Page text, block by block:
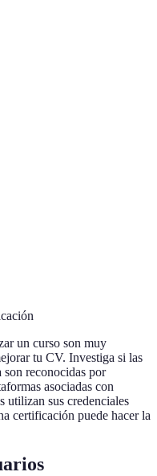
un curso son muy
tu CV. Investiga si las
reconocidas por
asociadas con
utilizan sus credenciales
certificación puede hacer la